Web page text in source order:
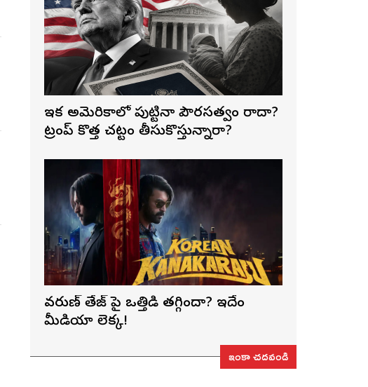
ఇక అమెరికాలో పుట్టినా పౌరసత్వం రాదా?
ట్రంప్ కొత్త చట్టం తీసుకొస్తున్నారా?
వరుణ్ తేజ్‌ పై ఒత్తిడి తగ్గిందా? ఇదేం
మీడియా లెక్క!
ఇంకా చదవండి